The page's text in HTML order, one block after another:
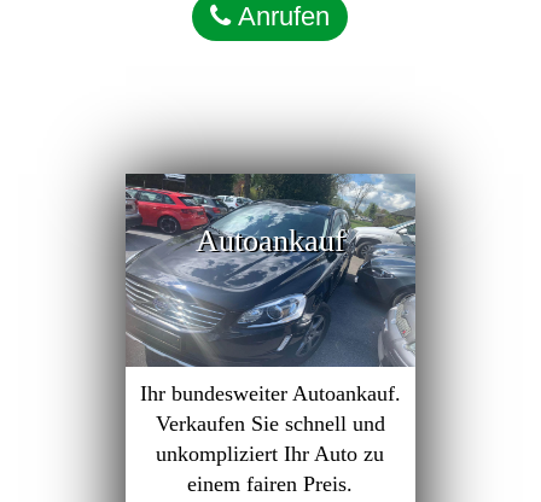
Anrufen
Autoankauf
Ihr bundesweiter Autoankauf.
Verkaufen Sie schnell und
unkompliziert Ihr Auto zu
einem fairen Preis.